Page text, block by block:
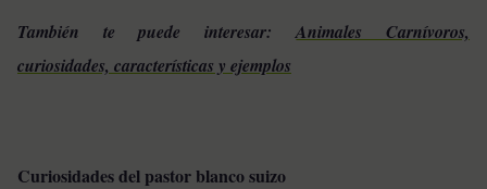
También te puede interesar:Animales Carnívoros,
curiosidades, características y ejemplos
Curiosidades del pastor blanco suizo